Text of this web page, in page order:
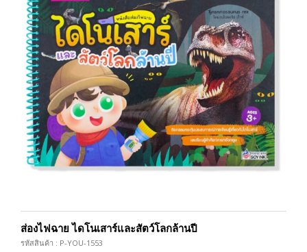
ส่องไฟฉาย ไดโนเสาร์และสัตว์โลกล้านปี
รหัสสินค้า : P-YOU-1553